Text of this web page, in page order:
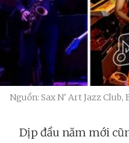
Nguồn: Sax N' Art Jazz Club,
Dịp đầu năm mới